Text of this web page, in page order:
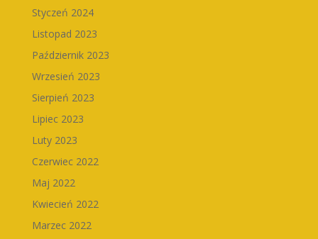
Styczeń 2024
Listopad 2023
Październik 2023
Wrzesień 2023
Sierpień 2023
Lipiec 2023
Luty 2023
Czerwiec 2022
Maj 2022
Kwiecień 2022
Marzec 2022